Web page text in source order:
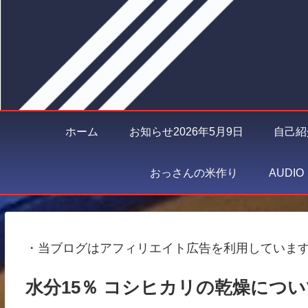
ホーム お知らせ2026年5月9日 自己
おっさんの米作り
・当ブログはアフィリエイト広告を利用していま
水分15％ コシヒカリの乾燥につ